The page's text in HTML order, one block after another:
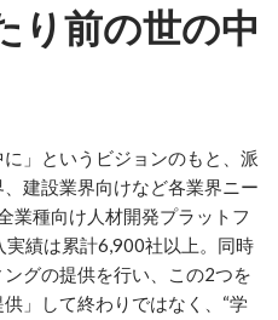
り前の世の中
に」というビジョンのもと、派
建設業界向けなど各業界ニー
業種向け人材開発プラットフ
実績は累計6,900社以上。同時
グの提供を行い、この2つを
」して終わりではなく、“学